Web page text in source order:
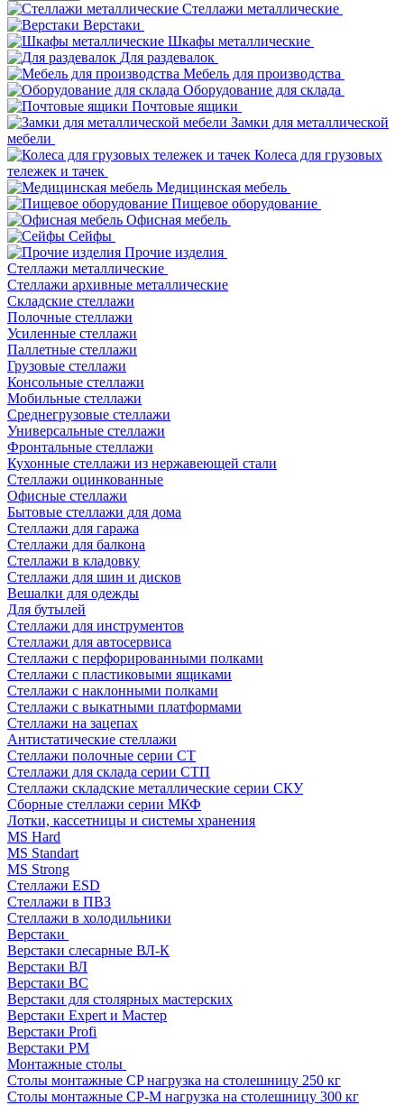
Стеллажи металлические
Верстаки
Шкафы металлические
Для раздевалок
Мебель для производства
Оборудование для склада
Почтовые ящики
Замки для металлической
мебели
Колеса для грузовых
тележек и тачек
Медицинская мебель
Пищевое оборудование
Офисная мебель
Сейфы
Прочие изделия
Стеллажи металлические
Cтеллажи архивные металлические
Складские стеллажи
Полочные стеллажи
Усиленные стеллажи
Паллетные стеллажи
Грузовые стеллажи
Консольные стеллажи
Мобильные стеллажи
Среднегрузовые стеллажи
Универсальные стеллажи
Фронтальные стеллажи
Кухонные стеллажи из нержавеющей стали
Стеллажи оцинкованные
Офисные стеллажи
Бытовые стеллажи для дома
Стеллажи для гаража
Стеллажи для балкона
Стеллажи в кладовку
Стеллажи для шин и дисков
Вешалки для одежды
Для бутылей
Стеллажи для инструментов
Стеллажи для автосервиса
Стеллажи с перфорированными полками
Стеллажи с пластиковыми ящиками
Стеллажи с наклонными полками
Стеллажи с выкатными платформами
Стеллажи на зацепах
Антистатические стеллажи
Стеллажи полочные серии СТ
Стеллажи для склада серии СТП
Стеллажи складские металлические серии СКУ
Сборные стеллажи серии МКФ
Лотки, кассетницы и системы хранения
MS Hard
MS Standart
MS Strong
Стеллажи ESD
Стеллажи в ПВЗ
Стеллажи в холодильники
Верстаки
Верстаки слесарные ВЛ-К
Верстаки ВЛ
Верстаки ВС
Верстаки для столярных мастерских
Верстаки Expert и Мастер
Верстаки Profi
Верстаки РМ
Монтажные столы
Столы монтажные СP нагрузка на столешницу 250 кг
Столы монтажные СР-М нагрузка на столешницу 300 кг